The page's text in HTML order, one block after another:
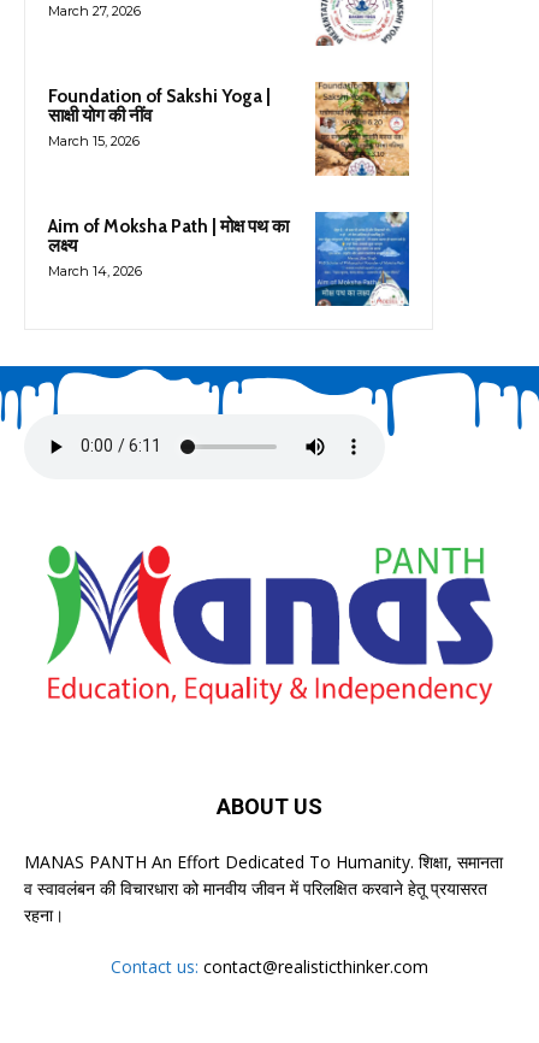
March 27, 2026
Foundation of Sakshi Yoga |
साक्षी योग की नींव
March 15, 2026
Aim of Moksha Path | मोक्ष पथ का
लक्ष्य
March 14, 2026
ABOUT US
MANAS PANTH An Effort Dedicated To Humanity. शिक्षा, समानता
व स्वावलंबन की विचारधारा को मानवीय जीवन में परिलक्षित करवाने हेतू प्रयासरत
रहना।
Contact us: contact@realisticthinker.com